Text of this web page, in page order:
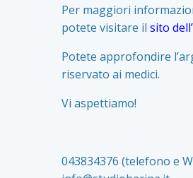
Per maggiori
potete visitare il sito
Potete approfondire
riservato ai medici.
Vi aspettiamo!
043834376 (telefono e